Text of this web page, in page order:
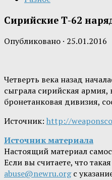
Сирийские Т-62
Опубликовано · 25.01.2016
Четверть века назад
сыграла сирийская
бронетанковая дивизия,
Источник: http://
Источник материала
Настоящий материал
Если вы считаете, что
abuse@newru.orgс